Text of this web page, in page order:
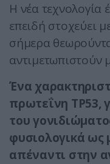
Η νέα τεχνολογία
επειδή στοχεύει
σήμερα
Ένα
πρωτεΐνη TP53,
του
φυσιολογικά ως
απέναντι στην